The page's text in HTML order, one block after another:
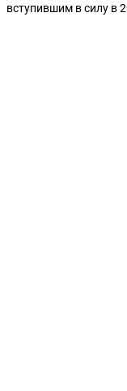
вступившим в силу в